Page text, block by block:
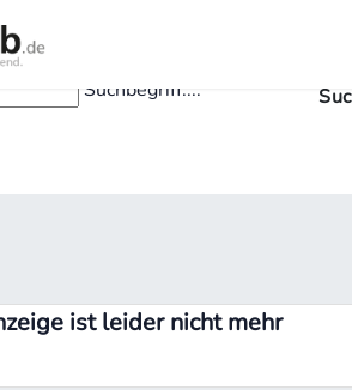
Suchbegriff....
ist leider nicht mehr